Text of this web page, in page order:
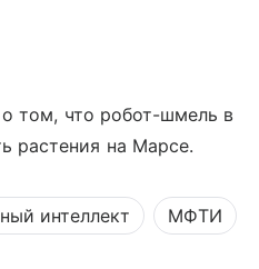
о том, что робот-шмель в
растения на Марсе.
интеллект МФТИ